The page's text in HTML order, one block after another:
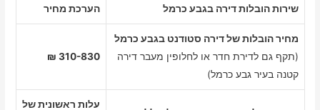
שירות הובלות דירה בגבע כרמל הערכת מחיר
מחיר הובלות של דירה סטודנט בגבע כרמל
(תקף גם לדירת חדר או לחלופין מעבר דירה
קטנה בעיר גבע כרמל)
310-830 ₪
עלות ראשונית של